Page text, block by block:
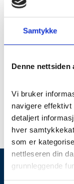
Samtykke
Denne nettsiden
Vi bruker
navigere
detaljert
hver
som er
nettleseren din
grunnleggende
Pris: